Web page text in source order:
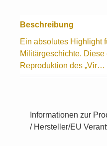
Beschreibung
Ein absolutes Highlight
Militärgeschichte.
Reproduktion des „Vir…
Informationen zur
/ Hersteller/EU